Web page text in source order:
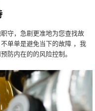
守，急剧更准地为您查找故
单单是避免当下的故障 ，我
防内在的的风险控制。